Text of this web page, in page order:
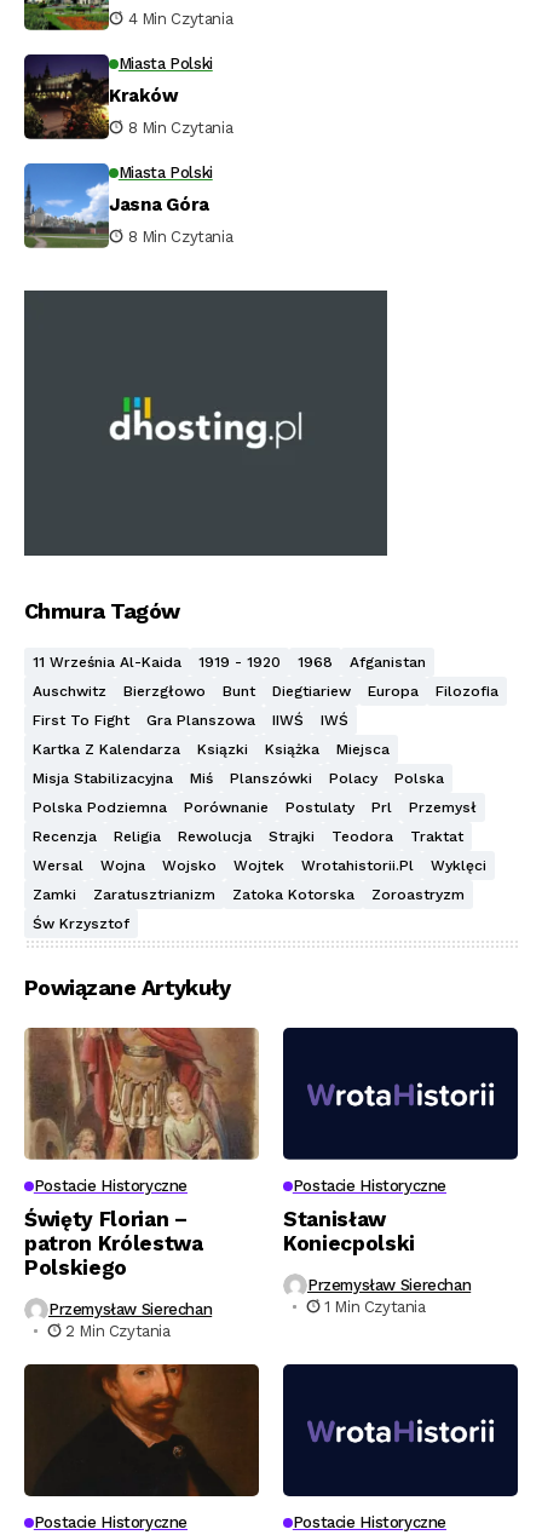
4 Min Czytania
Miasta Polski
Kraków
8 Min Czytania
Miasta Polski
Jasna Góra
8 Min Czytania
Chmura Tagów
11 Września Al-Kaida 1919 - 1920 1968
Afganistan
Auschwitz
Bierzgłowo Bunt Diegtiariew Europa
Filozofia
First To Fight
Gra Planszowa IIWŚ
IWŚ
Kartka Z Kalendarza
Ksiązki Książka
Miejsca
Misja Stabilizacyjna
Miś Planszówki Polacy
Polska
Polska Podziemna
Porównanie Postulaty Prl
Przemysł
Recenzja
Religia Rewolucja Strajki Teodora
Traktat
Wersal
Wojna Wojsko Wojtek Wrotahistorii.pl
Wyklęci
Zamki
Zaratusztrianizm Zatoka Kotorska
Zoroastryzm
Św Krzysztof
Powiązane Artykuły
Postacie Historyczne
Święty Florian –
patron Królestwa
Polskiego
Przemysław Sierechan
2 Min Czytania
Postacie Historyczne
Stanisław
Koniecpolski
Przemysław Sierechan
1 Min Czytania
Postacie Historyczne Postacie Historyczne